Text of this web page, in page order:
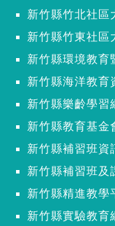
新竹縣竹北社區
新竹縣竹東社區
新竹縣環境教育
新竹縣海洋教育
新竹縣樂齡學習
新竹縣教育基金
新竹縣補習班資
新竹縣補習班及
新竹縣精進教學
新竹縣實驗教育